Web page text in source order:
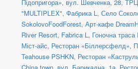
Підопригора», вул. Шевченка, 28,
"MULTIPLEX", Фабрика L, Село
SokolovoFoodForest, Арт-кафе
River Resort, Fabrica L, Гоночна траса
Міст-айс, Ресторан «Біллерсфелд»,
Teahouse PSHKN, Ресторан